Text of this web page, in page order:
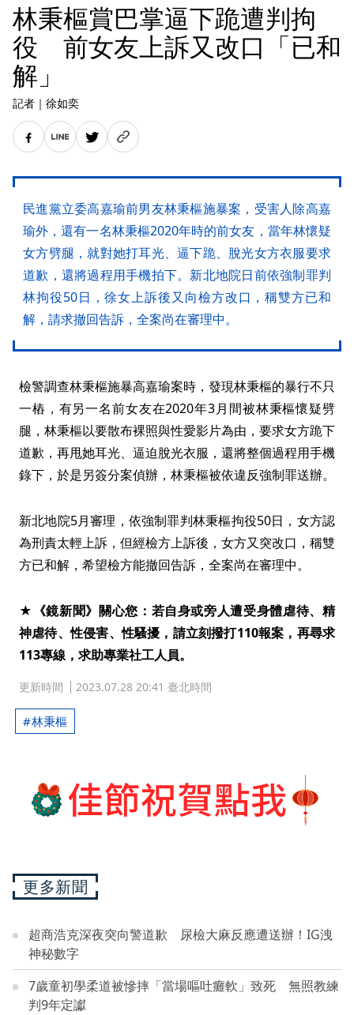
林秉樞賞巴掌逼下跪遭判拘
役 前女友上訴又改口「已和
解」
記者 ｜ 徐如奕
民進黨立委高嘉瑜前男友林秉樞施暴案，受害人除高嘉
瑜外，還有一名林秉樞2020年時的前女友，當年林懷疑
女方劈腿，就對她打耳光、逼下跪、脫光女方衣服要求
道歉，還將過程用手機拍下。新北地院日前依強制罪判
林拘役50日，徐女上訴後又向檢方改口，稱雙方已和
解，請求撤回告訴，全案尚在審理中。
檢警調查林秉樞施暴高嘉瑜案時，發現林秉樞的暴行不只
一樁，有另一名前女友在2020年3月間被林秉樞懷疑劈
腿，林秉樞以要散布裸照與性愛影片為由，要求女方跪下
道歉，再甩她耳光、逼迫脫光衣服，還將整個過程用手機
錄下，於是另簽分案偵辦，林秉樞被依違反強制罪送辦。
新北地院5月審理，依強制罪判林秉樞拘役50日，女方認
為刑責太輕上訴，但經檢方上訴後，女方又突改口，稱雙
方已和解，希望檢方能撤回告訴，全案尚在審理中。
★《鏡新聞》關心您：若自身或旁人遭受身體虐待、精
神虐待、性侵害、性騷擾，請立刻撥打110報案，再尋求
113專線，求助專業社工人員。
更新時間 2023.07.28 20:41 臺北時間
林秉樞
更多新聞
超商浩克深夜突向警道歉 尿檢大麻反應遭送辦！IG洩
神秘數字
7歲童初學柔道被慘摔「當場嘔吐癱軟」致死 無照教練
判9年定讞